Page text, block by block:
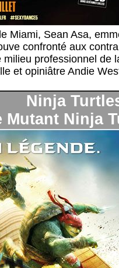
Miami, Sean Asa,
confronté aux
professionnel de
et opiniâtre Andie
Ninja
Mutant Ninja